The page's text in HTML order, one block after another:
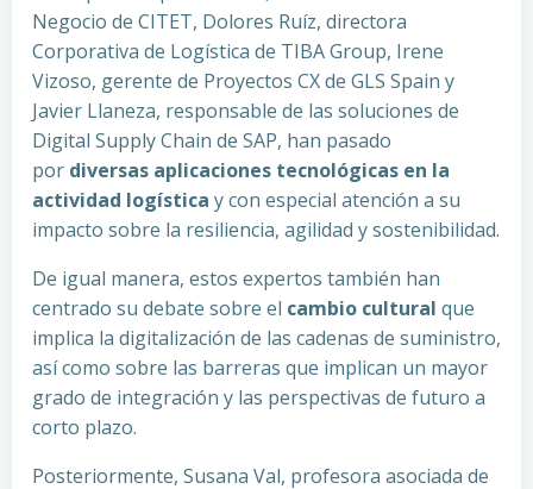
Negocio de CITET, Dolores Ruíz, directora
Corporativa de Logística de TIBA Group, Irene
Vizoso, gerente de Proyectos CX de GLS Spain y
Javier Llaneza, responsable de las soluciones de
Digital Supply Chain de SAP, han pasado
por diversas aplicaciones tecnológicas en la
actividad logística y con especial atención a su
impacto sobre la resiliencia, agilidad y sostenibilidad.
De igual manera, estos expertos también han
centrado su debate sobre el cambio cultural que
implica la digitalización de las cadenas de suministro,
así como sobre las barreras que implican un mayor
grado de integración y las perspectivas de futuro a
corto plazo.
Posteriormente, Susana Val, profesora asociada de